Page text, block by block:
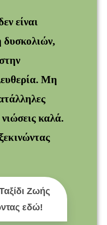
είναι
δυσκολιών,
Μη
καλά.
Ζωής
εδώ!